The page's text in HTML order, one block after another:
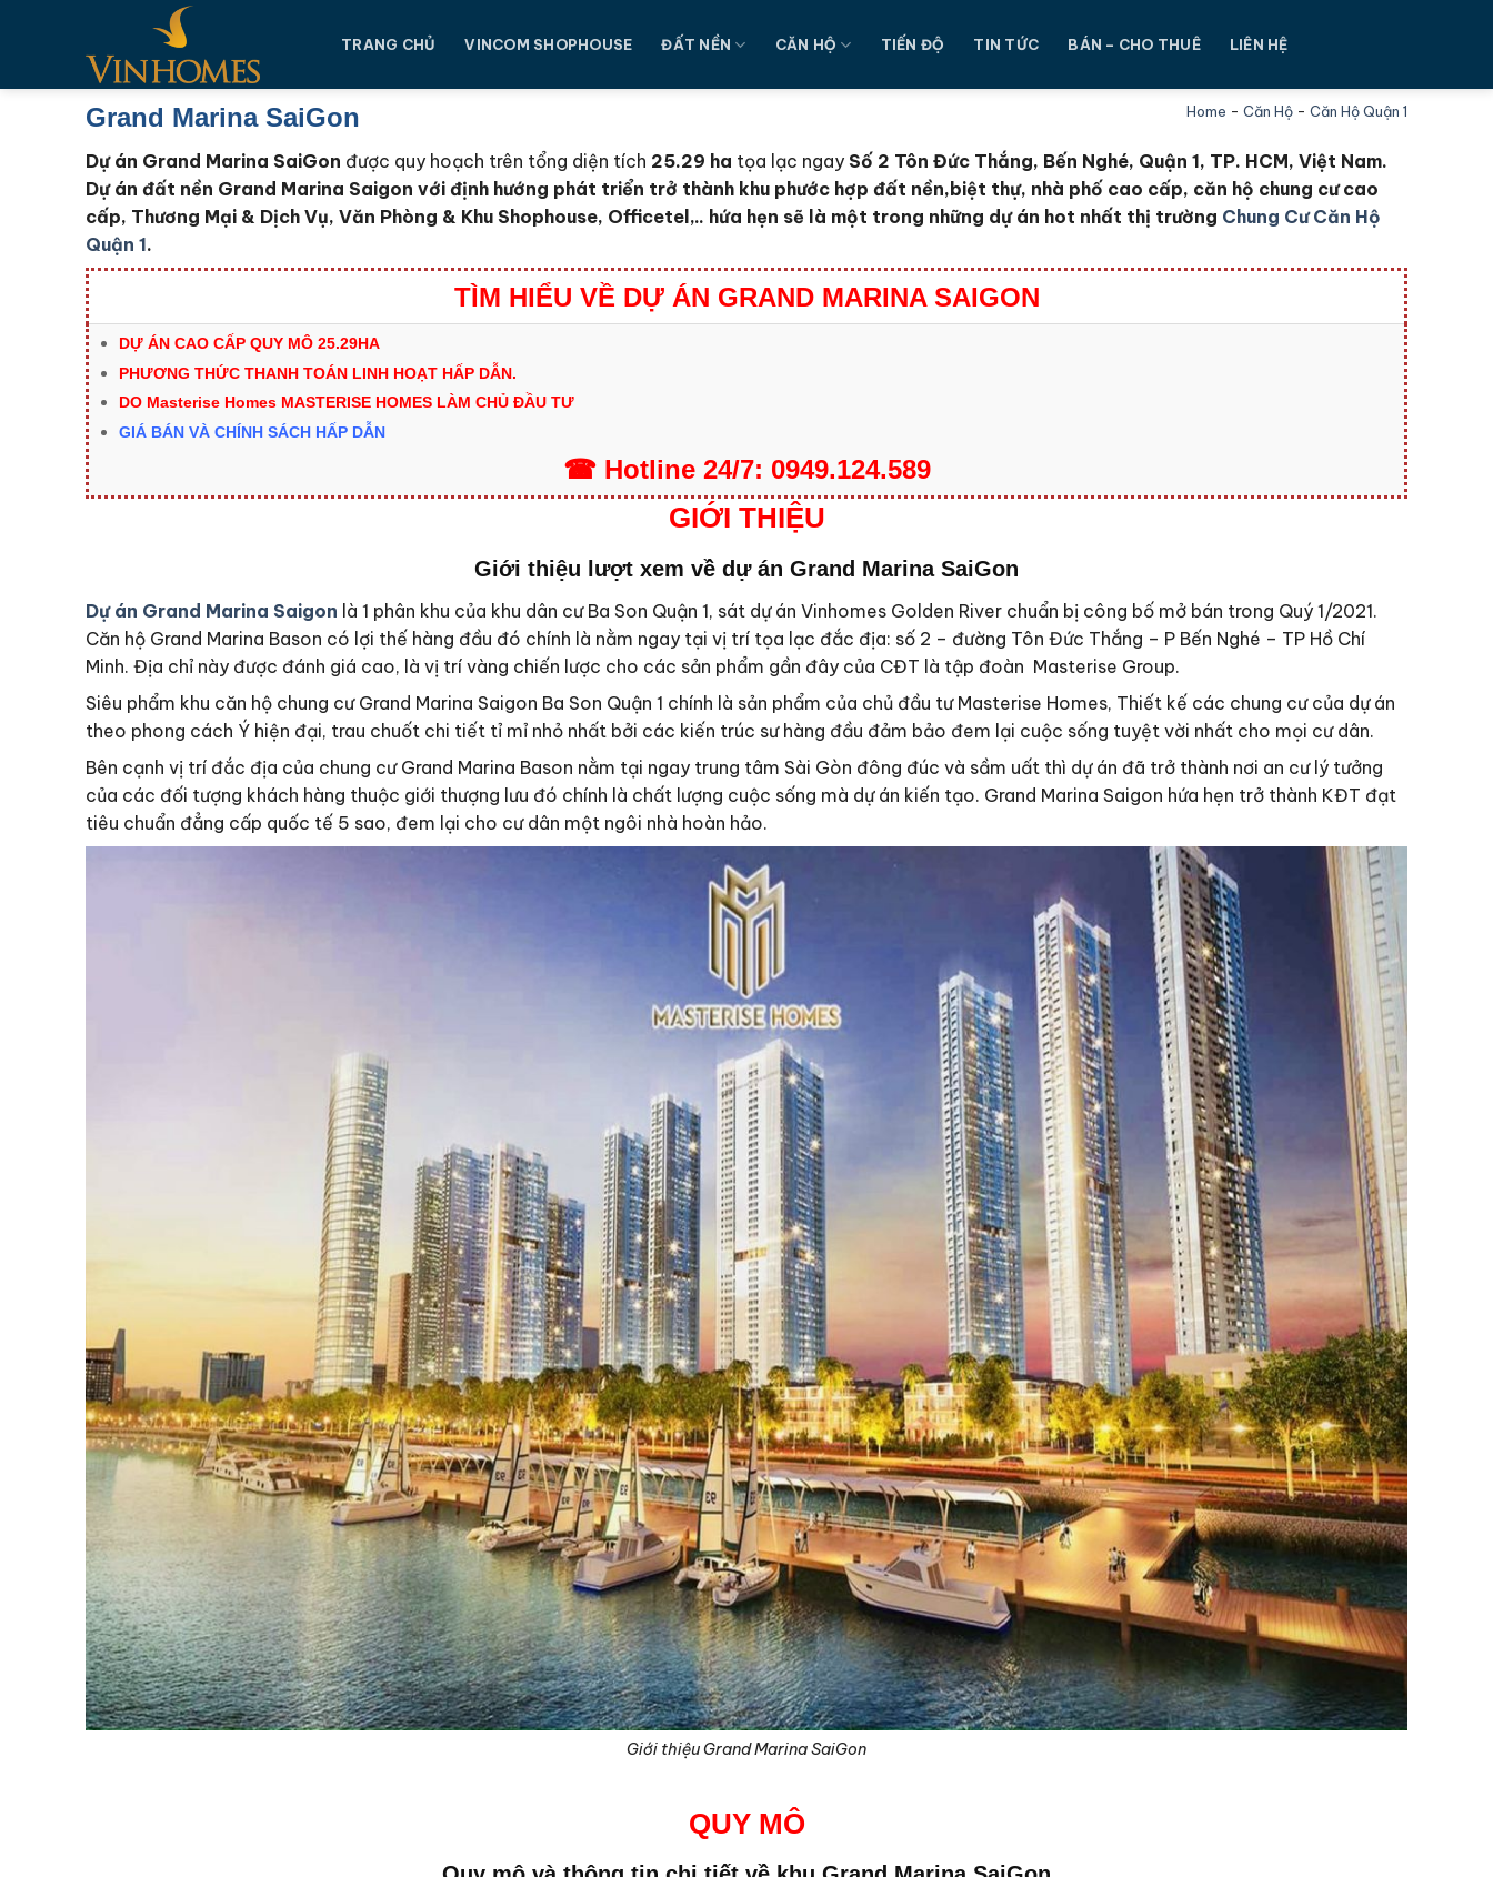
dung
TRANG CHỦ VINCOM SHOPHOUSE ĐẤT NỀN CĂN HỘ TIẾN ĐỘ TIN TỨC BÁN – CHO THUÊ LIÊN HỆ
Grand Marina SaiGon Home - Căn Hộ- Căn Hộ Quận 1
Dự án Grand Marina SaiGon được quy hoạch trên tổng diện tích 25.29 ha tọa lạc ngay Số 2 Tôn Đức Thắng, Bến Nghé, Quận 1, TP. HCM, Việt Nam.
Dự án đất nền Grand Marina Saigon với định hướng phát triển trở thành khu phước hợp đất nền,biệt thự, nhà phố cao cấp, căn hộ chung cư cao
cấp, Thương Mại & Dịch Vụ, Văn Phòng & Khu Shophouse, Officetel,.. hứa hẹn sẽ là một trong những dự án hot nhất thị trường Chung Cư Căn Hộ
Quận 1.
TÌM HIỂU VỀ DỰ ÁN GRAND MARINA SAIGON
DỰ ÁN CAO CẤP QUY MÔ 25.29HA
PHƯƠNG THỨC THANH TOÁN LINH HOẠT HẤP DẪN.
DO Masterise Homes MASTERISE HOMES LÀM CHỦ ĐẦU TƯ
GIÁ BÁN VÀ CHÍNH SÁCH HẤP DẪN
☎ Hotline 24/7: 0949.124.589
GIỚI THIỆU
Giới thiệu lượt xem về dự án Grand Marina SaiGon
Dự án Grand Marina Saigon là 1 phân khu của khu dân cư Ba Son Quận 1, sát dự án Vinhomes Golden River chuẩn bị công bố mở bán trong Quý 1/2021.
Căn hộ Grand Marina Bason có lợi thế hàng đầu đó chính là nằm ngay tại vị trí tọa lạc đắc địa: số 2 – đường Tôn Đức Thắng – P Bến Nghé – TP Hồ Chí
Minh. Địa chỉ này được đánh giá cao, là vị trí vàng chiến lược cho các sản phẩm gần đây của CĐT là tập đoàn Masterise Group.
Siêu phẩm khu căn hộ chung cư Grand Marina Saigon Ba Son Quận 1 chính là sản phẩm của chủ đầu tư Masterise Homes, Thiết kế các chung cư của dự án
theo phong cách Ý hiện đại, trau chuốt chi tiết tỉ mỉ nhỏ nhất bởi các kiến trúc sư hàng đầu đảm bảo đem lại cuộc sống tuyệt vời nhất cho mọi cư dân.
Bên cạnh vị trí đắc địa của chung cư Grand Marina Bason nằm tại ngay trung tâm Sài Gòn đông đúc và sầm uất thì dự án đã trở thành nơi an cư lý tưởng
của các đối tượng khách hàng thuộc giới thượng lưu đó chính là chất lượng cuộc sống mà dự án kiến tạo. Grand Marina Saigon hứa hẹn trở thành KĐT đạt
tiêu chuẩn đẳng cấp quốc tế 5 sao, đem lại cho cư dân một ngôi nhà hoàn hảo.
Giới thiệu Grand Marina SaiGon
QUY MÔ